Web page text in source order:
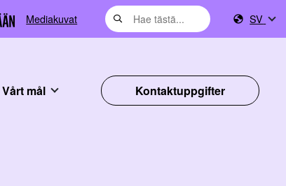
Mediakuvat SV
Vårt mål Kontaktuppgifter